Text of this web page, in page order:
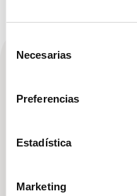
Necesarias
Preferencias
Estadística
Marketing
stock
VER MÁS STOCK